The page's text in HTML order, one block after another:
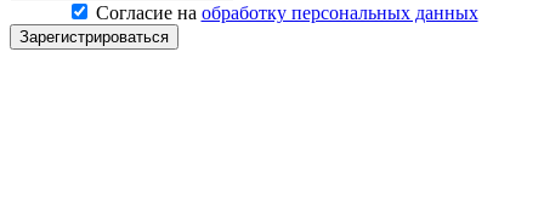
Согласие на обработку персональных данных
Зарегистрироваться